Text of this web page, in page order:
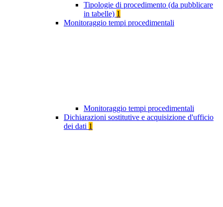
Tipologie di procedimento (da pubblicare
in tabelle) 1
Monitoraggio tempi procedimentali
Monitoraggio tempi procedimentali
Dichiarazioni sostitutive e acquisizione d'ufficio
dei dati 1